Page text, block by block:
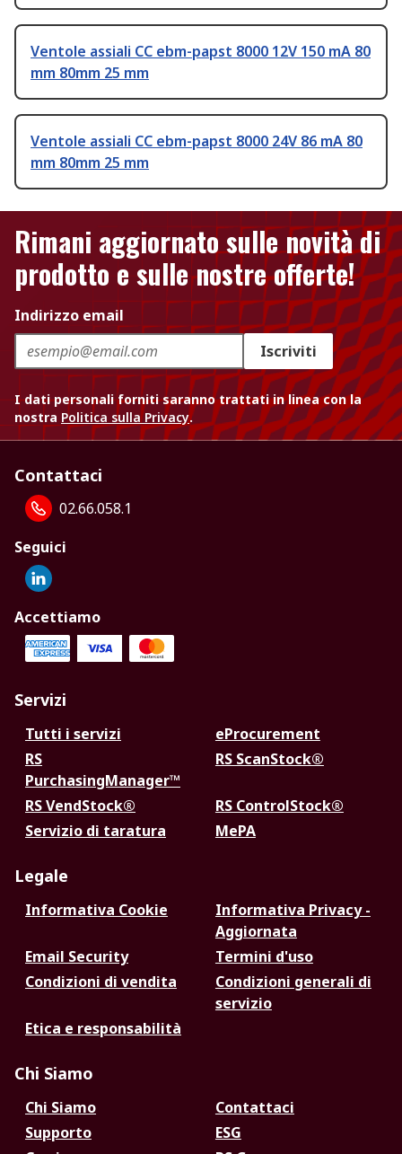
Ventole assiali CC ebm-papst 8000 12V 150 mA 80
mm 80mm 25 mm
Ventole assiali CC ebm-papst 8000 24V 86 mA 80
mm 80mm 25 mm
Rimani aggiornato sulle novità di
prodotto e sulle nostre offerte!
Indirizzo email
Iscriviti
I dati personali forniti saranno trattati in linea con la
nostra Politica sulla Privacy.
Contattaci
02.66.058.1
Seguici
Accettiamo
Servizi
Tutti i servizi
eProcurement
RS
PurchasingManager™
RS ScanStock®
RS VendStock®
RS ControlStock®
Servizio di taratura
MePA
Legale
Informativa Cookie
Informativa Privacy -
Aggiornata
Email Security
Termini d'uso
Condizioni di vendita
Condizioni generali di
servizio
Etica e responsabilità
Chi Siamo
Chi Siamo
Contattaci
Supporto
ESG